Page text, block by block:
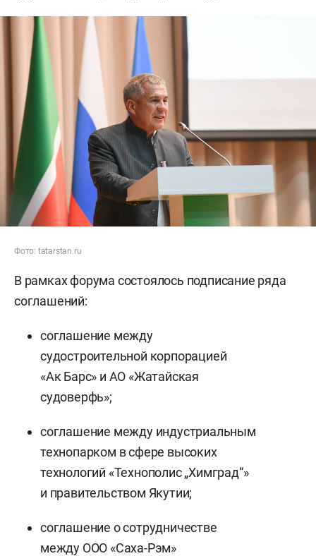
Фото: tatarstan.ru
В рамках форума состоялось подписание ряда
соглашений:
соглашение между
судостроительной корпорацией
«Ак Барс» и АО «Жатайская
судоверфь»;
соглашение между индустриальным
технопарком в сфере высоких
технологий «Технополис „Химград“»
и правительством Якутии;
соглашение о сотрудничестве
между ООО «Саха-Рэм»